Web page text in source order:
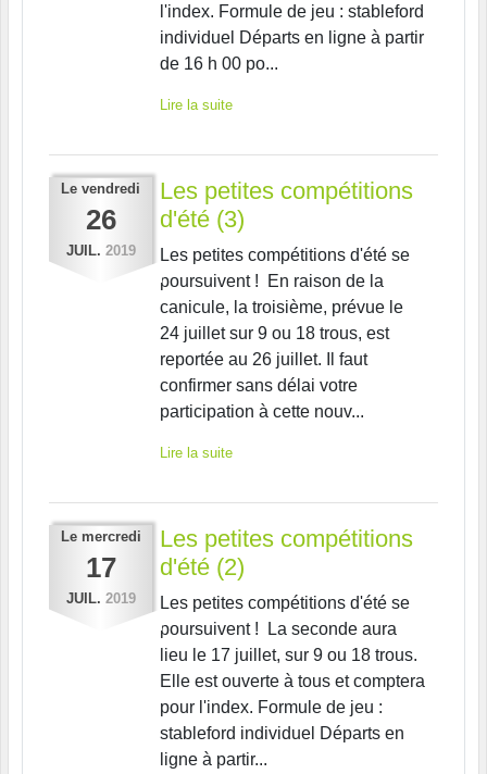
l'index. Formule de jeu : stableford
individuel Départs en ligne à partir
de 16 h 00 po...
Lire la suite
Le vendredi
26
JUIL. 2019
Les petites compétitions
d'été (3)
Les petites compétitions d'été se
poursuivent ! En raison de la
canicule, la troisième, prévue le
24 juillet sur 9 ou 18 trous, est
reportée au 26 juillet. Il faut
confirmer sans délai votre
participation à cette nouv...
Lire la suite
Le mercredi
17
JUIL. 2019
Les petites compétitions
d'été (2)
Les petites compétitions d'été se
poursuivent ! La seconde aura
lieu le 17 juillet, sur 9 ou 18 trous.
Elle est ouverte à tous et comptera
pour l'index. Formule de jeu :
stableford individuel Départs en
ligne à partir...